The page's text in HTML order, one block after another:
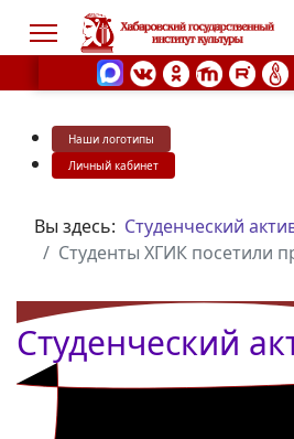
Наши логотипы
Личный кабинет
Вы здесь: Студенческий
Студенты ХГИК посетили
Студенческий